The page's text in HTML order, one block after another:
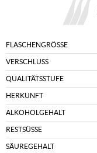
FLASCHENGRÖSSE
VERSCHLUSS
QUALITÄTSSTUFE
HERKUNFT
ALKOHOLGEHALT
RESTSÜSSE
SÄUREGEHALT